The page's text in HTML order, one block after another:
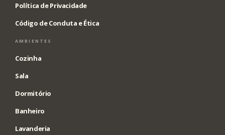
Política de Privacidade
Código de Conduta e Ética
AMBIENTES
Cozinha
Sala
Dormitório
Banheiro
Lavanderia